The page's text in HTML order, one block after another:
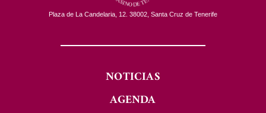
Plaza de La Candelaria, 12. 38002, Santa Cruz de Tenerife
NOTICIAS
AGENDA